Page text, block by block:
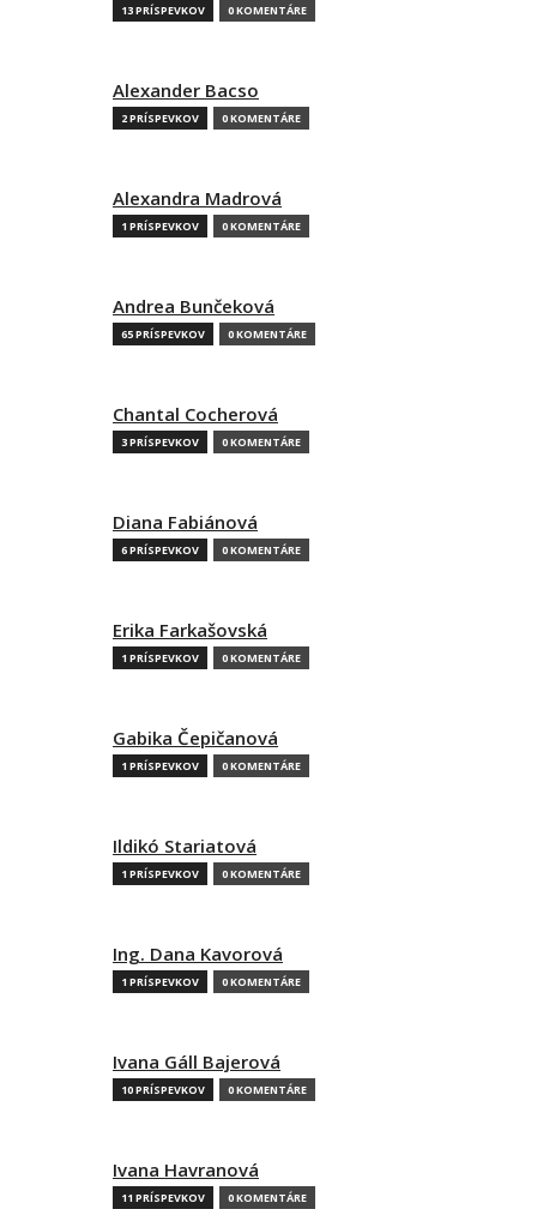
13 PRÍSPEVKOV 0 KOMENTÁRE
Alexander Bacso
2 PRÍSPEVKOV 0 KOMENTÁRE
Alexandra Madrová
1 PRÍSPEVKOV 0 KOMENTÁRE
Andrea Bunčeková
65 PRÍSPEVKOV 0 KOMENTÁRE
Chantal Cocherová
3 PRÍSPEVKOV 0 KOMENTÁRE
Diana Fabiánová
6 PRÍSPEVKOV 0 KOMENTÁRE
Erika Farkašovská
1 PRÍSPEVKOV 0 KOMENTÁRE
Gabika Čepičanová
1 PRÍSPEVKOV 0 KOMENTÁRE
Ildikó Stariatová
1 PRÍSPEVKOV 0 KOMENTÁRE
Ing. Dana Kavorová
1 PRÍSPEVKOV 0 KOMENTÁRE
Ivana Gáll Bajerová
10 PRÍSPEVKOV 0 KOMENTÁRE
Ivana Havranová
11 PRÍSPEVKOV 0 KOMENTÁRE